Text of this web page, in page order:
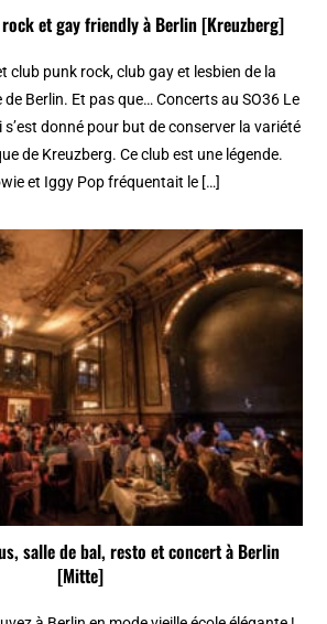
et gay friendly à Berlin [Kreuzberg]
club punk rock, club gay et lesbien de la
Berlin. Et pas que… Concerts au SO36 Le
s’est donné pour but de conserver la variété
de Kreuzberg. Ce club est une légende.
et Iggy Pop fréquentait le […]
salle de bal, resto et concert à Berlin
[Mitte]